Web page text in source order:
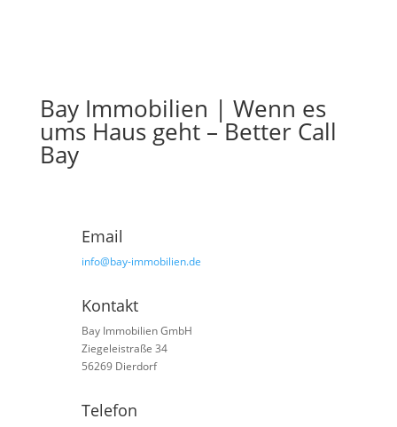
Bay Immobilien | Wenn es
ums Haus geht – Better Call
Bay
Email
info@bay-immobilien.de
Kontakt
Bay Immobilien GmbH
Ziegeleistraße 34
56269 Dierdorf
Telefon